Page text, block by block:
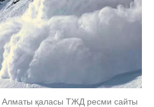
Алматы қаласы ТЖД ресми сайты